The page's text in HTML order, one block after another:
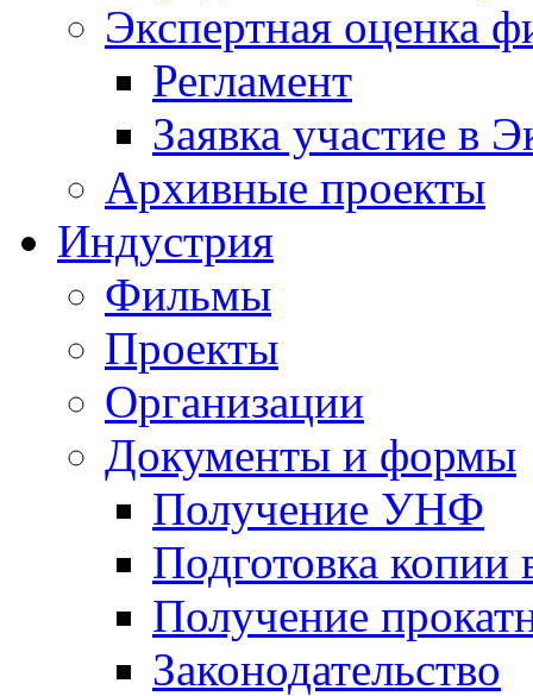
Экспертная оценка
Регламент
Заявка участие в
Архивные проекты
Индустрия
Фильмы
Проекты
Организации
Документы и формы
Получение УНФ
Подготовка копии
Получение
Законодательство